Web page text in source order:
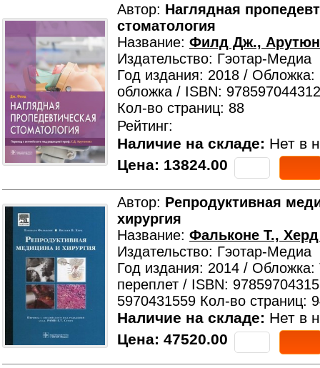
Автор: Наглядная
стоматология
Название: Филд Дж.,
Издательство: Гэотар-Медиа
Год издания: 2018 / Обложка:
обложка / ISBN:
Кол-во страниц: 88
Рейтинг:
Наличие на складе: Нет в
Цена: 13824.00
Автор: Репродуктивная
хирургия
Название: Фальконе Т.,
Издательство: Гэотар-Медиа
Год издания: 2014 /
переплет / ISBN:
5970431559 Кол-во страниц:
Наличие на складе: Нет в
Цена: 47520.00